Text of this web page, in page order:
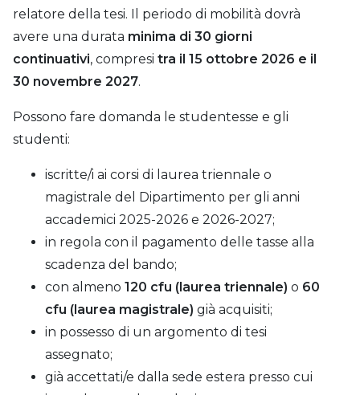
relatore della tesi. Il periodo di mobilità dovrà
avere una durata minima di 30 giorni
continuativi, compresi tra il 15 ottobre 2026 e il
30 novembre 2027.
Possono fare domanda le studentesse e gli
studenti:
iscritte/i ai corsi di laurea triennale o
magistrale del Dipartimento per gli anni
accademici 2025-2026 e 2026-2027;
in regola con il pagamento delle tasse alla
scadenza del bando;
con almeno 120 cfu (laurea triennale) o 60
cfu (laurea magistrale) già acquisiti;
in possesso di un argomento di tesi
assegnato;
già accettati/e dalla sede estera presso cui